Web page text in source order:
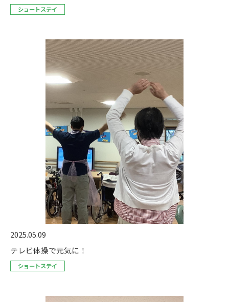
ショートステイ
2025.05.09
テレビ体操で元気に！
ショートステイ